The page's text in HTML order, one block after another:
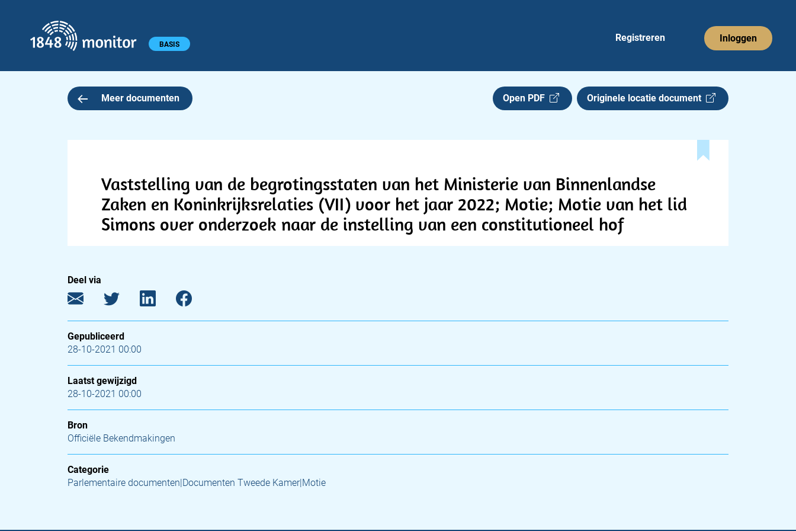
Hoofdmenu BASIS
Registreren Inloggen
Meer documenten Open PDF Originele locatie document
Vaststelling van de begrotingsstaten van het Ministerie van Binnenlandse
Zaken en Koninkrijksrelaties (VII) voor het jaar 2022; Motie; Motie van het lid
Simons over onderzoek naar de instelling van een constitutioneel hof
Deel via
Gepubliceerd
28-10-2021 00:00
Laatst gewijzigd
28-10-2021 00:00
Bron
Officiële Bekendmakingen
Categorie
Parlementaire documenten|Documenten Tweede Kamer|Motie